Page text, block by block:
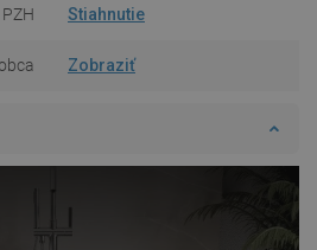
Stiahnutie
Zobraziť